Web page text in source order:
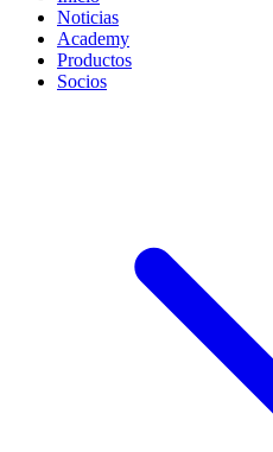
Noticias
Academy
Productos
Socios